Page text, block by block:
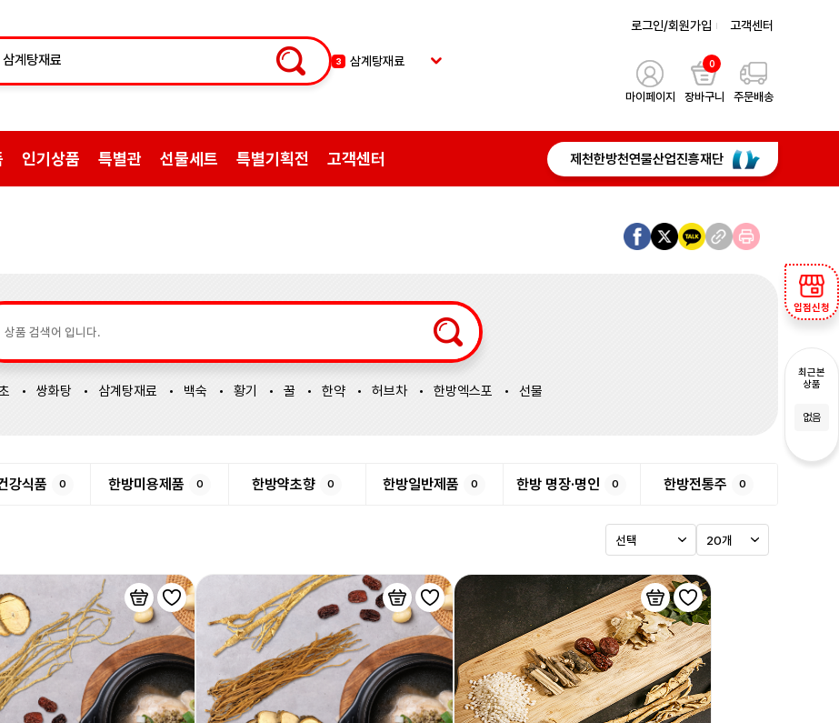
3 삼계탕재료
한약
2 쌍화탕
로그인/회원가입 고객센터
마이페이지
0
장바구니 주문배송
인기상품 특별관 선물세트 특별기획전 고객센터 제천한방천연물산업진흥재단
입점신청
최근본
상품
없음
쌍화탕 삼계탕재료 백숙 황기 꿀 한약 허브차 한방엑스포 선물
강식품 0 한방미용제품 0 한방약초향 0 한방일반제품 0 한방 명장·명인 0 한방전통주 0